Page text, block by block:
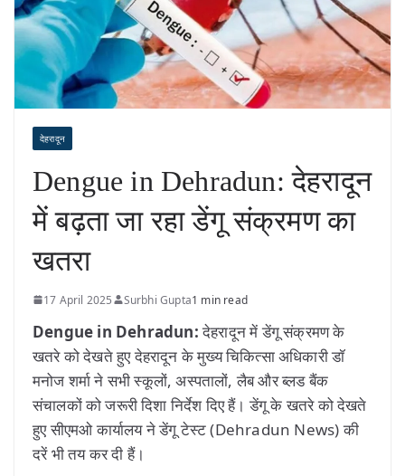
देहरादून
Dengue in Dehradun: देहरादून
में बढ़ता जा रहा डेंगू संक्रमण का
खतरा
17 April 2025 Surbhi Gupta1 min read
Dengue in Dehradun:देहरादून में डेंगू संक्रमण के
खतरे को देखते हुए देहरादून के मुख्य चिकित्सा अधिकारी डॉ
मनोज शर्मा ने सभी स्कूलों, अस्पतालों, लैब और ब्लड बैंक
संचालकों को जरूरी दिशा निर्देश दिए हैं। डेंगू के खतरे को देखते
हुए सीएमओ कार्यालय ने डेंगू टेस्ट (Dehradun News) की
दरें भी तय कर दी हैं।